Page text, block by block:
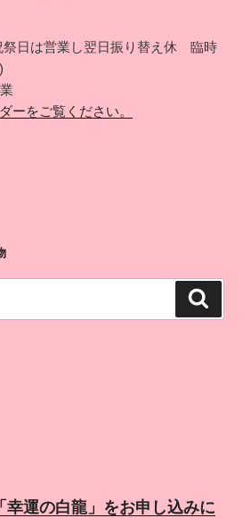
祭日は営業し翌日振り替え休 臨時
ーをご覧ください。
幸運の白龍」をお申し込みに